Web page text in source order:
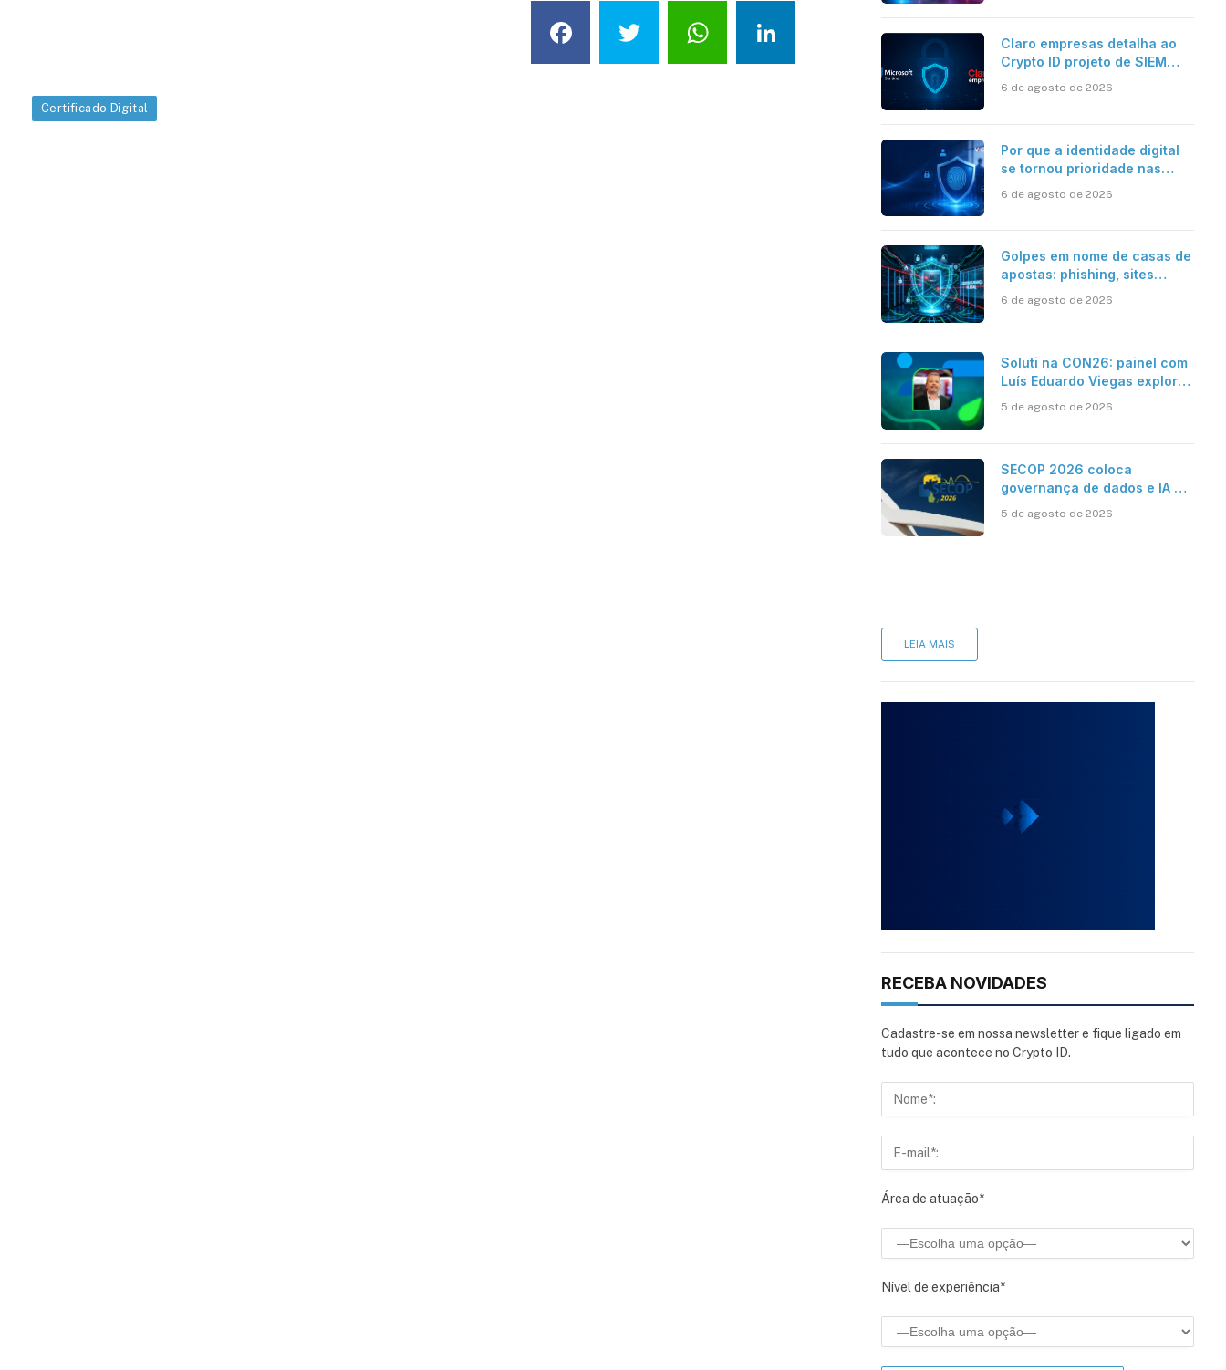
Facebook
TwitterWhatsApp
LinkedIn
Certificado Digital
Claro empresas detalha ao
Crypto ID projeto de SIEM
resposta automatizada
6 de agosto de 2026
Por que a identidade digital
se tornou prioridade nas
6 de agosto de 2026
Golpes em nome de casas de
apostas: phishing, sites
6 de agosto de 2026
Soluti na CON26: painel com
Luís Eduardo Viegas explora
eficiência da Contabilidade
5 de agosto de 2026
SECOP 2026 coloca
governança de dados e IA no
5 de agosto de 2026
LEIA MAIS
RECEBA NOVIDADES
Cadastre-se em nossa newsletter e fique ligado em
tudo que acontece no Crypto ID.
Área de atuação*
Nível de experiência*